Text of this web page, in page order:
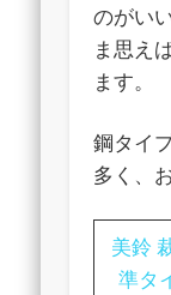
のがい
ま思え
ます。
鋼タイ
多く、
美鈴
準タ